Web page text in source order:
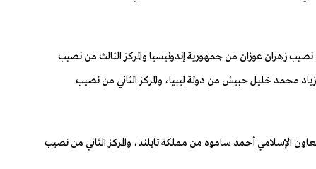
نصيب زهران عوزان من جمهورية إندونيسيا والمركز الثالث من نصيب
محمد خليل حبيش من دولة ليبيا، والمركز الثاني من نصيب
الإسلامي أحمد ساموه من مملكة تايلند، والمركز الثاني من نصيب